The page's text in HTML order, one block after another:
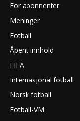
For abonnenter
Meninger
Fotball
Åpent innhold
FIFA
Internasjonal fotball
Norsk fotball
Fotball-VM